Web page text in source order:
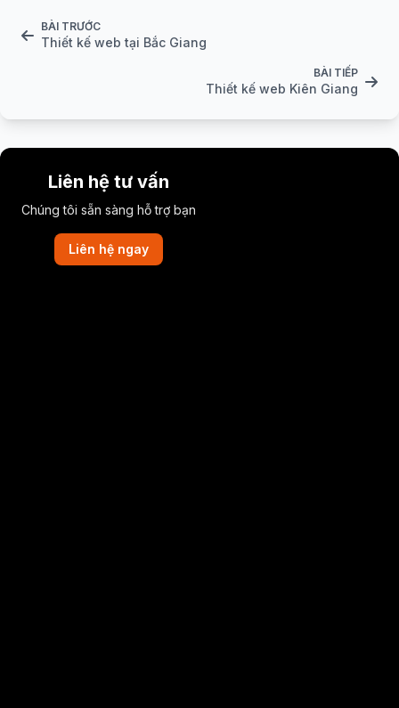
BÀI TRƯỚC
Thiết kế web tại Bắc Giang
BÀI TIẾP
Thiết kế web Kiên Giang
Liên hệ tư vấn
Chúng tôi sẵn sàng hỗ trợ bạn
Liên hệ ngay